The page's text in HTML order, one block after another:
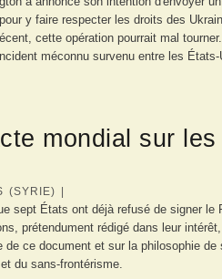
y faire respecter les droits des
cette opération pourrait mal
méconnu survenu entre les
mondial sur
(SYRIE) |
sept États ont déjà refusé de signer le
prétendument rédigé dans leur
de ce document et sur la philosophie
du sans-frontérisme.